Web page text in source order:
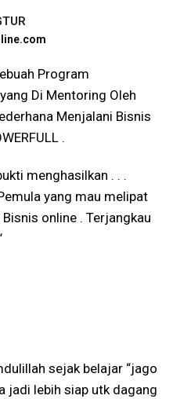
Program
Di Mentoring Oleh
Menjalani Bisnis
.
menghasilkan . . .
yang mau melipat
online . Terjangkau
sejak belajar “jago
jadi lebih siap utk dagang